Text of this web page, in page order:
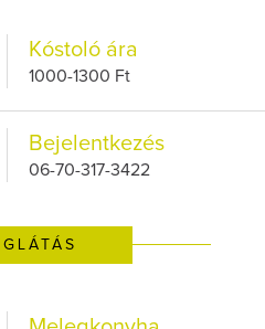
Kóstoló ára
1000-1300 Ft
Bejelentkezés
06-70-317-3422